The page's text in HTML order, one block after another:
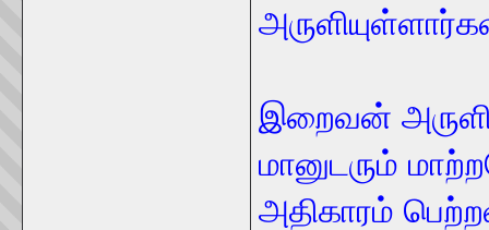
இறைவன்
மானுடரும்
அதிகாரம்